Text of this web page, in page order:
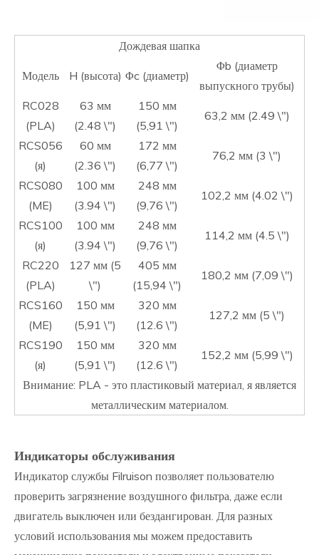
Дождевая шапка
Модель H (высота) Φc (диаметр)
Φb (диаметр
выпускного трубы)
RC028
(PLA)
63 мм
(2.48 \")
150 мм
(5,91 \")
63,2 мм (2.49 \")
RCS056
(я)
60 мм
(2.36 \")
172 мм
(6,77 \")
76,2 мм (3 \")
RCS080
(ME)
100 мм
(3.94 \")
248 мм
(9,76 \")
102,2 мм (4.02 \")
RCS100
(я)
100 мм
(3.94 \")
248 мм
(9,76 \")
114,2 мм (4.5 \")
RC220
(PLA)
127 мм (5
\")
405 мм
(15,94 \")
180,2 мм (7,09 \")
RCS160
(ME)
150 мм
(5,91 \")
320 мм
(12.6 \")
127,2 мм (5 \")
RCS190
(я)
150 мм
(5,91 \")
320 мм
(12.6 \")
152,2 мм (5,99 \")
Внимание: PLA - это пластиковый материал, я является
металлическим материалом.
Индикаторы обслуживания
Индикатор службы Filruison позволяет пользователю
проверить загрязнение воздушного фильтра, даже если
двигатель выключен или бездангирован. Для разных
условий использования мы можем предоставить